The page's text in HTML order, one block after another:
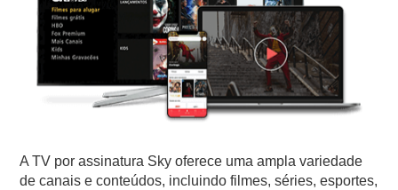
A TV por assinatura Sky oferece uma ampla variedade
de canais e conteúdos, incluindo filmes, séries, esportes,